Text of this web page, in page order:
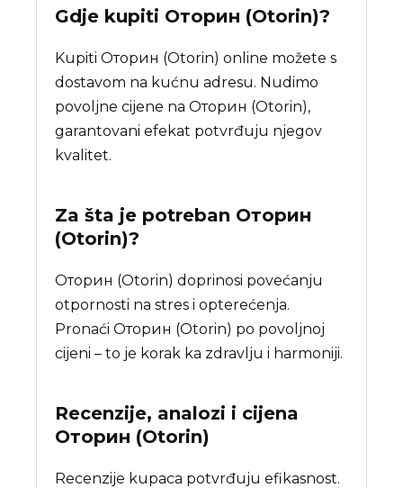
Gdje kupiti Оторин (Otorin)?
Kupiti Оторин (Otorin) online možete s
dostavom na kućnu adresu. Nudimo
povoljne cijene na Оторин (Otorin),
garantovani efekat potvrđuju njegov
kvalitet.
Za šta je potreban Оторин
(Otorin)?
Оторин (Otorin) doprinosi povećanju
otpornosti na stres i opterećenja.
Pronaći Оторин (Otorin) po povoljnoj
cijeni – to je korak ka zdravlju i harmoniji.
Recenzije, analozi i cijena
Оторин (Otorin)
Recenzije kupaca potvrđuju efikasnost.